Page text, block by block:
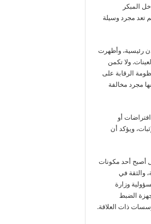
المبكر
تعد مجرد وسيلة
في ثلاث مدن رئيسية، وأظهرت
ولا تكمن
الرقابة على
مجرد مخالفة
أو
ويؤكد أن
أصبح أحد مكونات
والثقة في
وزارة
الضبط
ذات العلاقة.